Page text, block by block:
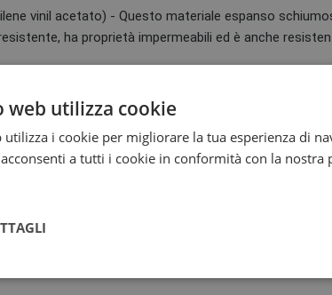
vinil acetato) - Questo materiale espanso
ha proprietà impermeabili ed è anche
EVA
web utilizza cookie
utilizza i cookie per migliorare la tua esperienza di
a tutti i cookie in conformità con la nostra